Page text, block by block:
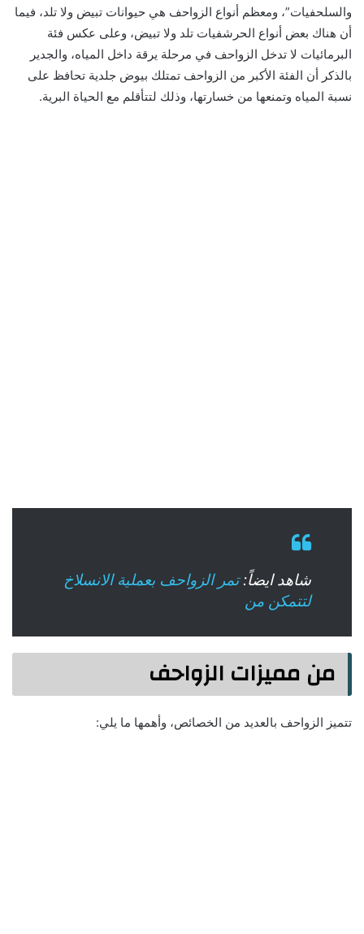
والسلحفيات”، ومعظم أنواع الزواحف هي حيوانات تبيض ولا تلد، فيما
أن هناك بعض أنواع الحرشفيات تلد ولا تبيض، وعلى عكس فئة
البرمائيات لا تدخل الزواحف في مرحلة يرقة داخل المياه، والجدير
بالذكر أن الفئة الأكبر من الزواحف تمتلك بيوض جلدية تحافظ على
نسبة المياه وتمنعها من خسارتها، وذلك لتتأقلم مع الحياة البرية.
شاهد ايضاً:تمر الزواحف بعملية الانسلاخ
لتتمكن من
من مميزات الزواحف
تتميز الزواحف بالعديد من الخصائص، وأهمها ما يلي: